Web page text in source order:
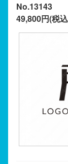
No.13143
49,800円(税